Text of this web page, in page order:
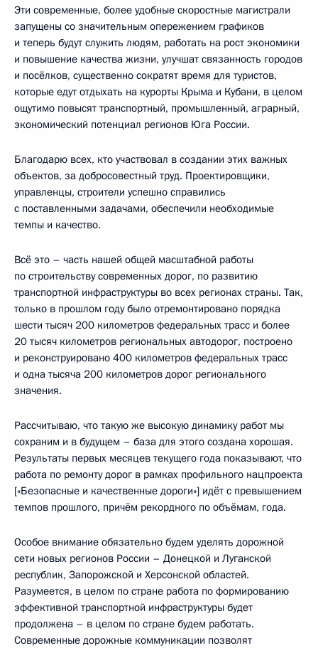
Эти современные, более удобные скоростные магистрали
запущены со значительным опережением графиков
и теперь будут служить людям, работать на рост экономики
и повышение качества жизни, улучшат связанность городов
и посёлков, существенно сократят время для туристов,
которые едут отдыхать на курорты Крыма и Кубани, в целом
ощутимо повысят транспортный, промышленный, аграрный,
экономический потенциал регионов Юга России.
Благодарю всех, кто участвовал в создании этих важных
объектов, за добросовестный труд. Проектировщики,
управленцы, строители успешно справились
с поставленными задачами, обеспечили необходимые
темпы и качество.
Всё это – часть нашей общей масштабной работы
по строительству современных дорог, по развитию
транспортной инфраструктуры во всех регионах страны. Так,
только в прошлом году было отремонтировано порядка
шести тысяч 200 километров федеральных трасс и более
20 тысяч километров региональных автодорог, построено
и реконструировано 400 километров федеральных трасс
и одна тысяча 200 километров дорог регионального
значения.
Рассчитываю, что такую же высокую динамику работ мы
сохраним и в будущем – база для этого создана хорошая.
Результаты первых месяцев текущего года показывают, что
работа по ремонту дорог в рамках профильного нацпроекта
[«Безопасные и качественные дороги»] идёт с превышением
темпов прошлого, причём рекордного по объёмам, года.
Особое внимание обязательно будем уделять дорожной
сети новых регионов России – Донецкой и Луганской
республик, Запорожской и Херсонской областей.
Разумеется, в целом по стране работа по формированию
эффективной транспортной инфраструктуры будет
продолжена – в целом по стране будем работать.
Современные дорожные коммуникации позволят